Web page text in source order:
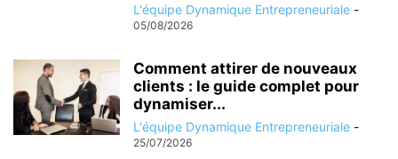
L'équipe Dynamique Entrepreneuriale -
05/08/2026
Comment attirer de nouveaux
clients : le guide complet pour
dynamiser...
L'équipe Dynamique Entrepreneuriale -
25/07/2026